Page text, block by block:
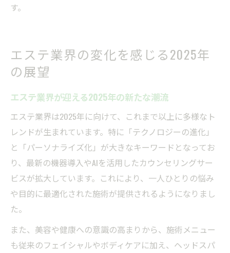
す。
エステ業界の変化を感じる2025年
の展望
エステ業界が迎える2025年の新たな潮流
エステ業界は2025年に向けて、これまで以上に多様なト
レンドが生まれています。特に「テクノロジーの進化」
と「パーソナライズ化」が大きなキーワードとなってお
り、最新の機器導入やAIを活用したカウンセリングサー
ビスが拡大しています。これにより、一人ひとりの悩み
や目的に最適化された施術が提供されるようになりまし
た。
また、美容や健康への意識の高まりから、施術メニュー
も従来のフェイシャルやボディケアに加え、ヘッドスパ